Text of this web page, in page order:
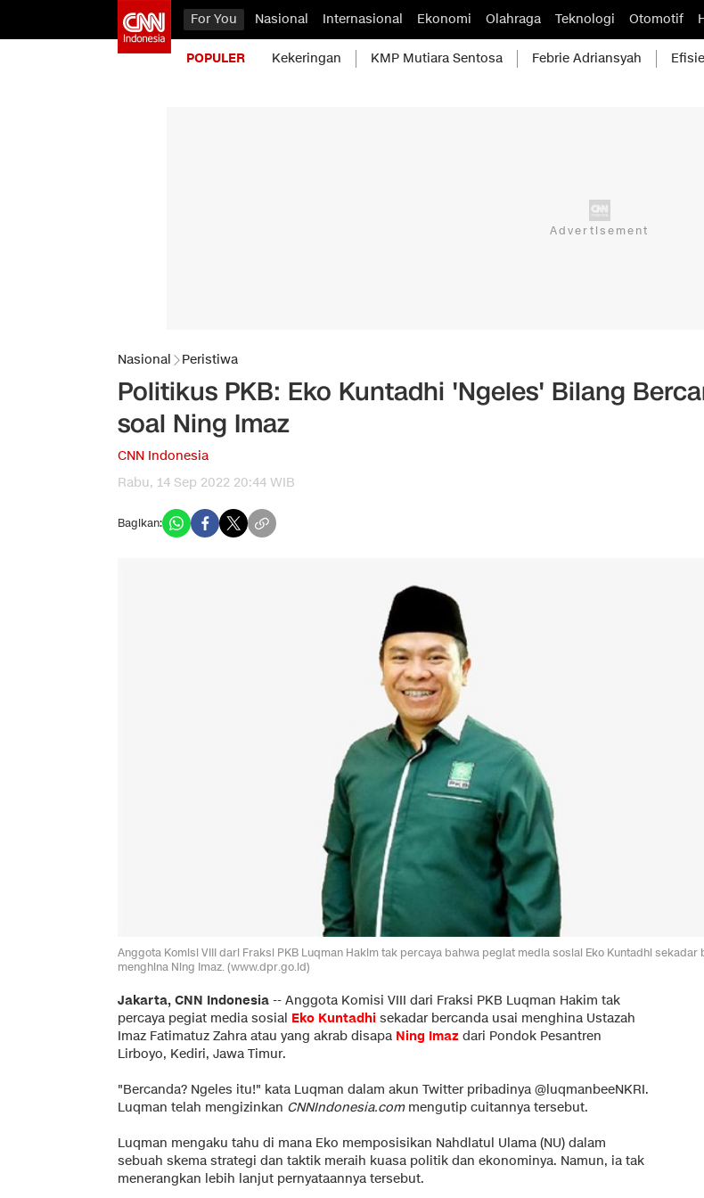
For You Nasional Internasional Ekonomi Olahraga Teknologi Otomotif
POPULER Kekeringan KMP Mutiara Sentosa Febrie Adriansyah
Nasional Peristiwa
Politikus PKB: Eko Kuntadhi 'Ngeles' Bilang
soal Ning Imaz
CNN Indonesia
Rabu, 14 Sep 2022 20:44 WIB
Bagikan:
Anggota Komisi VIII dari Fraksi PKB Luqman Hakim tak percaya bahwa pegiat media sosial Eko Kuntadhi sekadar
menghina Ning Imaz. (www.dpr.go.id)
Jakarta, CNN Indonesia -- Anggota Komisi VIII dari Fraksi PKB Luqman Hakim tak
percaya pegiat media sosial Eko Kuntadhi sekadar bercanda usai menghina Ustazah
Imaz Fatimatuz Zahra atau yang akrab disapa Ning Imaz dari Pondok Pesantren
Lirboyo, Kediri, Jawa Timur.
"Bercanda? Ngeles itu!" kata Luqman dalam akun Twitter pribadinya @luqmanbeeNKRI.
Luqman telah mengizinkan CNNIndonesia.commengutip cuitannya tersebut.
Luqman mengaku tahu di mana Eko memposisikan Nahdlatul Ulama (NU) dalam
sebuah skema strategi dan taktik meraih kuasa politik dan ekonominya. Namun, ia tak
menerangkan lebih lanjut pernyataannya tersebut.